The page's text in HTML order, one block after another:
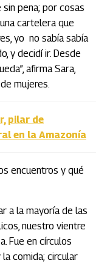
pena; por cosas
cartelera que
yo no sabía sabía
y decidí ir. Desde
afirma Sara,
mujeres.
pilar de
en la Amazonía
encuentros y qué
a la mayoría de las
nuestro vientre
Fue en círculos
comida; circular